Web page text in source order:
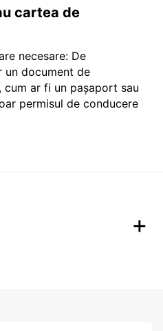
cartea de
necesare: De
un document de
cum ar fi un pașaport sau
permisul de conducere